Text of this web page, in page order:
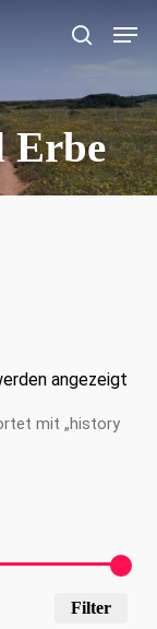
Suche
Erbe
angezeigt
mit „history
Filter